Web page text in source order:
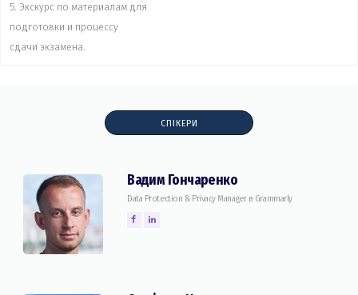
5. Экскурс по материалам для
подготовки и процессу
сдачи экзамена.
СПІКЕРИ
Вадим Гончаренко
Data Protection & Privacy Manager в Grammarly